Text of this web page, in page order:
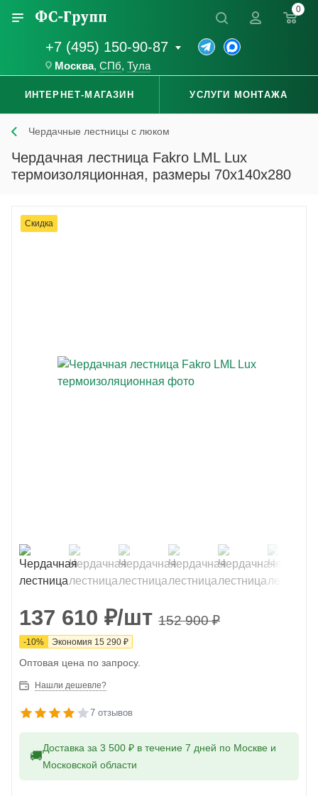
+7 (495) 150-90-87
Москва, СПб, Тула
0
ИНТЕРНЕТ-МАГАЗИН УСЛУГИ МОНТАЖА
Чердачные лестницы с люком
Чердачная лестница Fakro LML Lux
термоизоляционная, размеры 70x140x280
Скидка
137 610 ₽/шт 152 900₽
-10% Экономия 15 290 ₽
Оптовая цена по запросу.
Нашли дешевле?
7 отзывов
🚚
Доставка за 3 500 ₽ в течение 7 дней по Москве и
Московской области